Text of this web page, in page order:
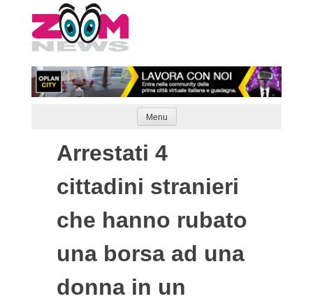
to
content
Menu
Arrestati 4
cittadini stranieri
che hanno rubato
una borsa ad una
donna in un